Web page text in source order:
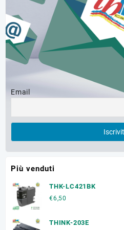
Email
Più venduti
THK-LC421BK
€6,50
THINK-203E